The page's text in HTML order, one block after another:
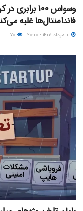
وسواس ۱۰۰
فاندامنتال‌ها غلبه